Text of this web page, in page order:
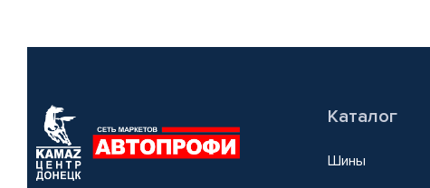
Каталог
Шины